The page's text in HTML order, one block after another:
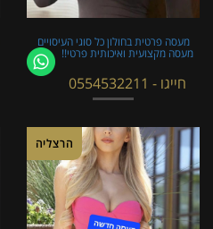
מעסה פרטית בחולון כל סוגי העיסויים
מעסה מקצועית ואיכותית פרטי!!
חייגו - 0554532211
הרצליה